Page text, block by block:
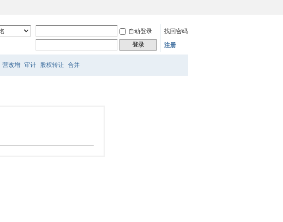
自动登录
找回密码
登录 注册
营改增 审计 股权转让 合并